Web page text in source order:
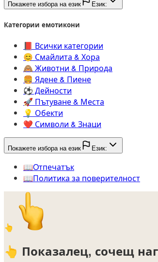
Покажете избора на език Език:
Категории емотикони
📕️ Всички категории
😊️ Смайлита & Хора
🙈️ Животни & Природа
🍔️ Ядене & Пиене
⚽️ Дейности
🚀️ Пътуване & Места
💡️ Обекти
❤️ Символи & Знаци
Покажете избора на език Език:
📖️Oтпечатък
📖️Политика за поверителност
👆
👆 Показалец, сочещ